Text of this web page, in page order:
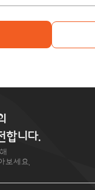
합니다.
보세요.